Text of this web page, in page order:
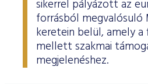
sikerrel pályázott az
forrásból megvalósuló
keretein belül, amely a
mellett szakmai
megjelenéshez.